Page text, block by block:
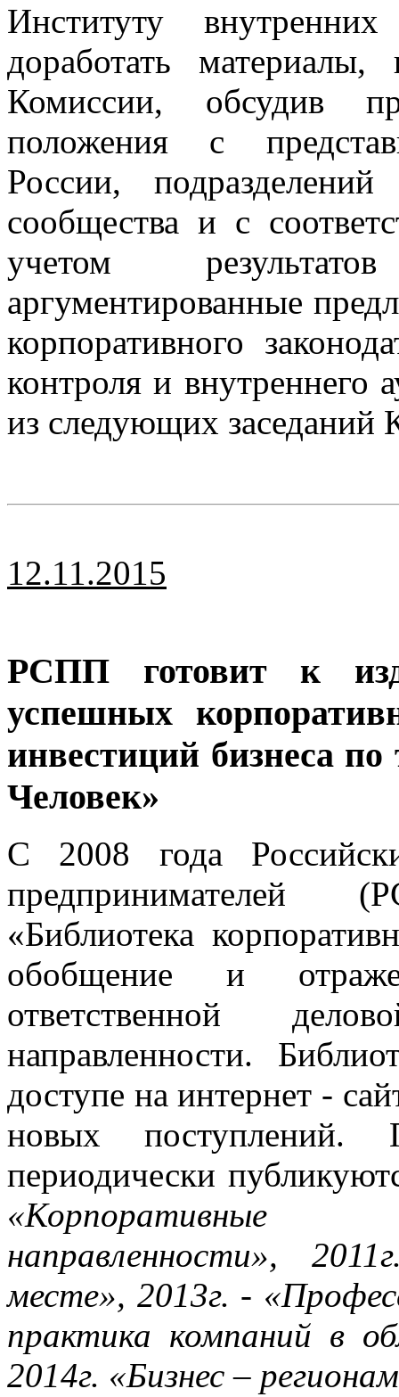
Институту
доработать материалы,
Комиссии, обсудив
положения с
России,
сообщества и с
учетом
аргументированные
корпоративного
контроля и внутреннего
из следующих заседаний
12.11.2015
РСПП готовит к
успешных
инвестиций бизнеса
Человек»
С 2008 года
предпринимателей
«Библиотека
обобщение и
ответственной
направленности.
доступе на интернет -
новых поступлений.
периодически
«Корпоративные
направленности»,
месте», 2013г. -
практика компаний в
2014г. «Бизнес –